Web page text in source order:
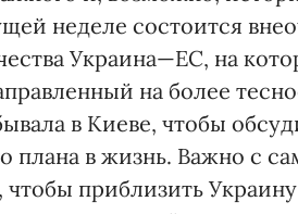
неделе состоится
Украина—ЕС, на
на более
в Киеве, чтобы
плана в жизнь. Важно с
чтобы приблизить